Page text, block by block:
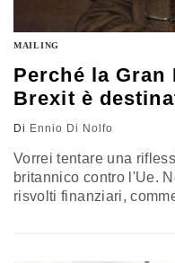
MAILING
Perché la Gran
Brexit è
Di Ennio Di Nolfo
Vorrei tentare una
britannico contro l'Ue.
risvolti finanziari,